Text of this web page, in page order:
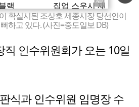
확실시된 조상호 세종시장 당선인이
하고 있다. (사진=중도일보 DB)
직 인수위원회가 오는 10일
식과 인수위원 임명장 수